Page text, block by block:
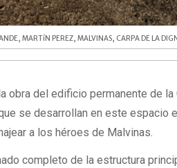
,MARTíN PEREZ,MALVINAS, CARPA DE LA
obra del edificio permanente de la
se desarrollan en este espacio
a los héroes de Malvinas.
completo de la estructura